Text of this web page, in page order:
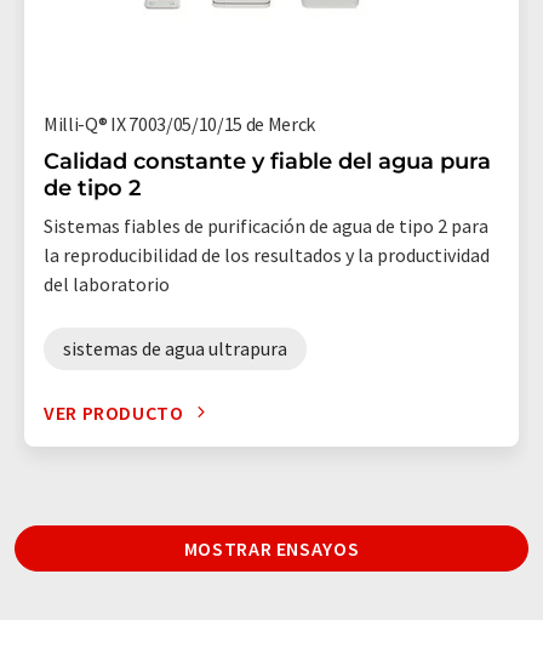
Milli-Q® IX 7003/05/10/15 de Merck
Calidad constante y fiable del agua pura
de tipo 2
Sistemas fiables de purificación de agua de tipo 2 para
la reproducibilidad de los resultados y la productividad
del laboratorio
sistemas de agua ultrapura
VER PRODUCTO
MOSTRAR ENSAYOS